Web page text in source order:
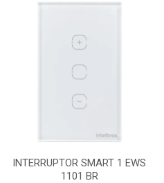
INTERRUPTOR SMART 1 EWS
1101 BR